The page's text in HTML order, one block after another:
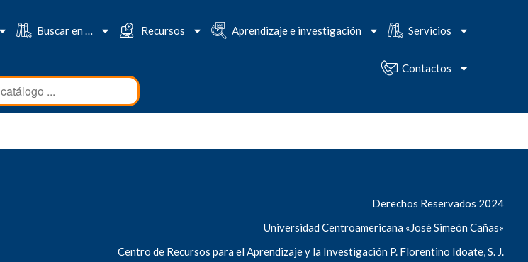
Buscar en … Recursos Aprendizaje e investigación Servicios
Contactos
Derechos Reservados 2024
Universidad Centroamericana «José Simeón Cañas»
Centro de Recursos para el Aprendizaje y la Investigación P. Florentino Idoate, S. J.